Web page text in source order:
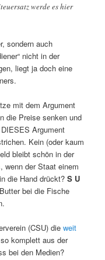
werde es hier
sondern auch
nicht in der
liegt ja doch eine
mit dem Argument
die Preise senken und
Argument
Kein (oder kaum
bleibt schön in der
wenn der Staat einem
die Hand drückt?S U
bei die Fische
(CSU) dieweit
komplett aus der
bei den Medien?